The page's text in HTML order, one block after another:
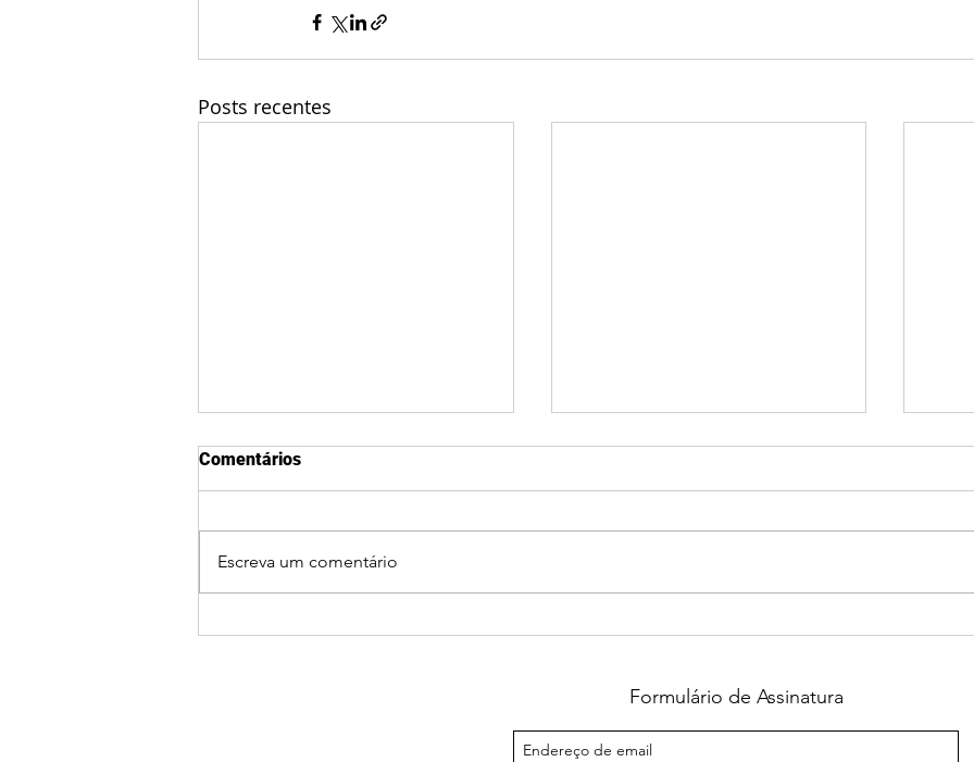
Posts recentes
visita oficial
Comentários
Escreva um comentário
Formulário de Assinatura